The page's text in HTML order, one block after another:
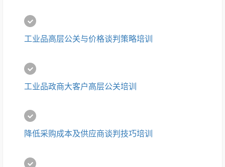
工业品高层公关与价格谈判策略培训
工业品政商大客户高层公关培训
降低采购成本及供应商谈判技巧培训